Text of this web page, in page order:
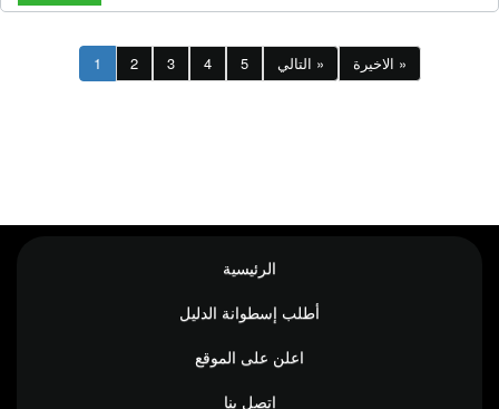
1 2 3 4 5 التالي » الاخيرة »
الرئيسية
أطلب إسطوانة الدليل
اعلن على الموقع
إتصل بنا